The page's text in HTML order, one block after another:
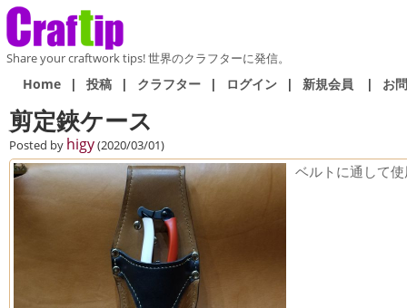
Share your craftwork tips! 世界のクラフターに発信。
Home | 投稿 | クラフター | ログイン | 新規会員 | お
剪定鋏ケース
Posted by higy(2020/03/01)
ベルトに通して